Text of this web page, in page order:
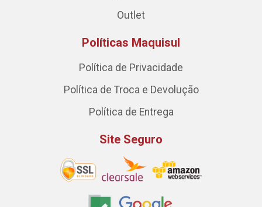
Outlet
Políticas Maquisul
Política de Privacidade
Política de Troca e Devolução
Política de Entrega
Site Seguro